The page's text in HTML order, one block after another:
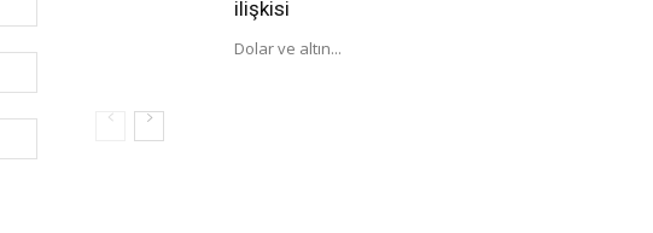
ilişkisi
Dolar ve altın...